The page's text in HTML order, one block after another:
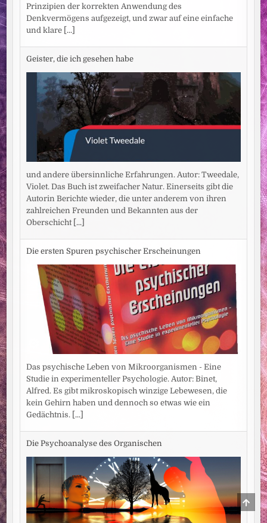
Prinzipien der korrekten Anwendung des
Denkvermögens aufgezeigt, und zwar auf eine einfache
und klare [...]
Geister, die ich gesehen habe
und andere übersinnliche Erfahrungen. Autor: Tweedale,
Violet. Das Buch ist zweifacher Natur. Einerseits gibt die
Autorin Berichte wieder, die unter anderem von ihren
zahlreichen Freunden und Bekannten aus der
Oberschicht [...]
Die ersten Spuren psychischer Erscheinungen
Das psychische Leben von Mikroorganismen - Eine
Studie in experimenteller Psychologie. Autor: Binet,
Alfred. Es gibt mikroskopisch winzige Lebewesen, die
kein Gehirn haben und dennoch so etwas wie ein
Gedächtnis. [...]
Die Psychoanalyse des Organischen
TO
TOP